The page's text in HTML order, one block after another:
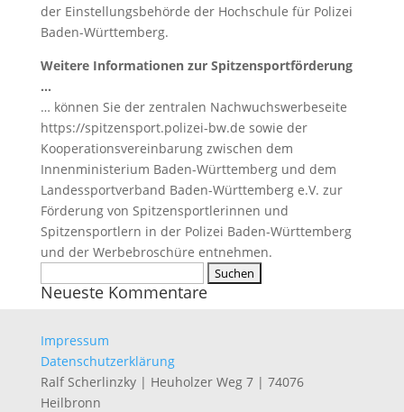
der Einstellungsbehörde der Hochschule für Polizei
Baden-Württemberg.
Weitere Informationen zur Spitzensportförderung
…
… können Sie der zentralen Nachwuchswerbeseite
https://spitzensport.polizei-bw.de sowie der
Kooperationsvereinbarung zwischen dem
Innenministerium Baden-Württemberg und dem
Landessportverband Baden-Württemberg e.V. zur
Förderung von Spitzensportlerinnen und
Spitzensportlern in der Polizei Baden-Württemberg
und der Werbebroschüre entnehmen.
nach:
Neueste Kommentare
Impressum
Datenschutzerklärung
Ralf Scherlinzky | Heuholzer Weg 7 | 74076
Heilbronn